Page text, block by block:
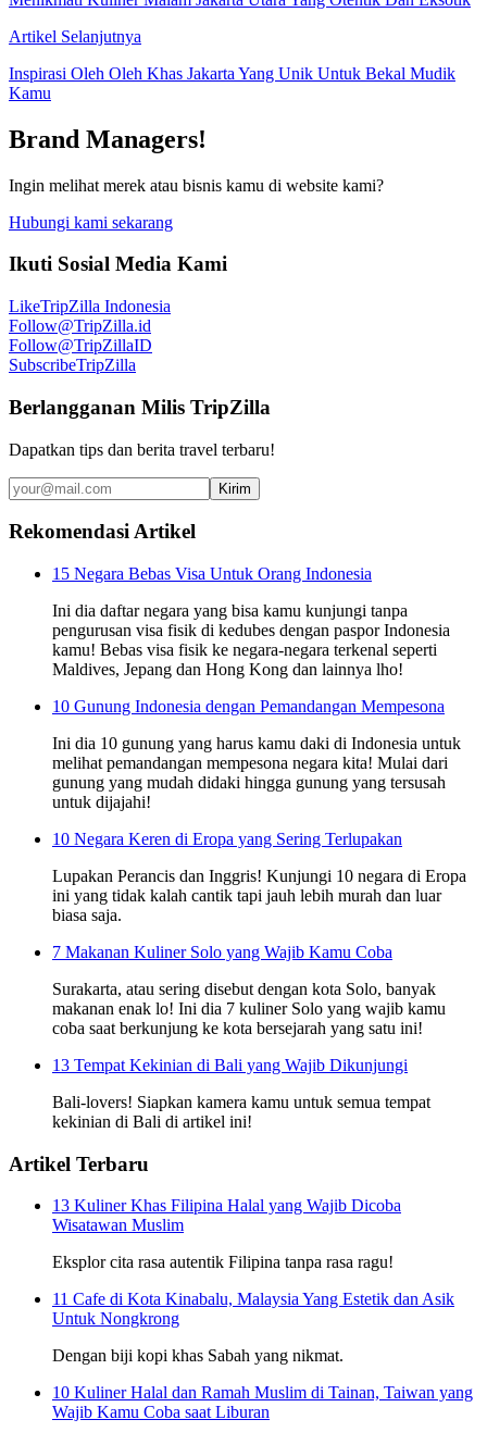
Artikel Selanjutnya
Inspirasi Oleh Oleh Khas Jakarta Yang Unik Untuk Bekal Mudik
Kamu
Brand Managers!
Ingin melihat merek atau bisnis kamu di website kami?
Hubungi kami sekarang
Ikuti Sosial Media Kami
LikeTripZilla Indonesia
Follow@TripZilla.id
Follow@TripZillaID
SubscribeTripZilla
Berlangganan Milis TripZilla
Dapatkan tips dan berita travel terbaru!
Kirim
Rekomendasi Artikel
15 Negara Bebas Visa Untuk Orang Indonesia
Ini dia daftar negara yang bisa kamu kunjungi tanpa
pengurusan visa fisik di kedubes dengan paspor Indonesia
kamu! Bebas visa fisik ke negara-negara terkenal seperti
Maldives, Jepang dan Hong Kong dan lainnya lho!
10 Gunung Indonesia dengan Pemandangan Mempesona
Ini dia 10 gunung yang harus kamu daki di Indonesia untuk
melihat pemandangan mempesona negara kita! Mulai dari
gunung yang mudah didaki hingga gunung yang tersusah
untuk dijajahi!
10 Negara Keren di Eropa yang Sering Terlupakan
Lupakan Perancis dan Inggris! Kunjungi 10 negara di Eropa
ini yang tidak kalah cantik tapi jauh lebih murah dan luar
biasa saja.
7 Makanan Kuliner Solo yang Wajib Kamu Coba
Surakarta, atau sering disebut dengan kota Solo, banyak
makanan enak lo! Ini dia 7 kuliner Solo yang wajib kamu
coba saat berkunjung ke kota bersejarah yang satu ini!
13 Tempat Kekinian di Bali yang Wajib Dikunjungi
Bali-lovers! Siapkan kamera kamu untuk semua tempat
kekinian di Bali di artikel ini!
Artikel Terbaru
13 Kuliner Khas Filipina Halal yang Wajib Dicoba
Wisatawan Muslim
Eksplor cita rasa autentik Filipina tanpa rasa ragu!
11 Cafe di Kota Kinabalu, Malaysia Yang Estetik dan Asik
Untuk Nongkrong
Dengan biji kopi khas Sabah yang nikmat.
10 Kuliner Halal dan Ramah Muslim di Tainan, Taiwan yang
Wajib Kamu Coba saat Liburan